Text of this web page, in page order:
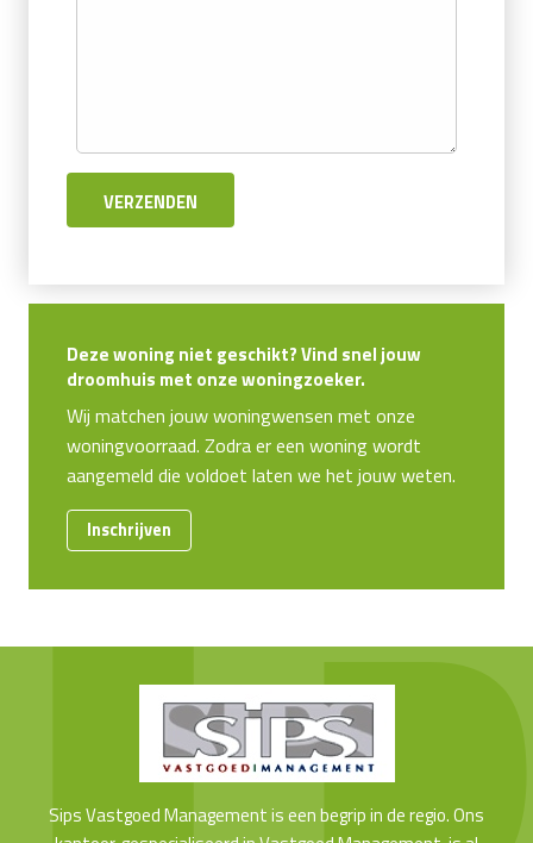
Deze woning niet geschikt? Vind snel jouw
droomhuis met onze woningzoeker.
Wij matchen jouw woningwensen met onze
woningvoorraad. Zodra er een woning wordt
aangemeld die voldoet laten we het jouw weten.
Inschrijven
Sips Vastgoed Management is een begrip in de regio. Ons